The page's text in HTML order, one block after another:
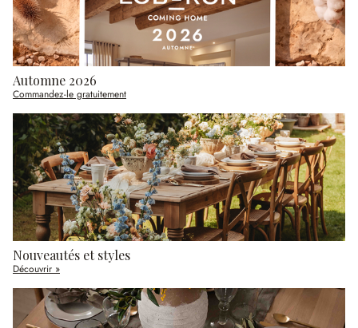
Automne 2026
Commandez-le gratuitement
Nouveautés et styles
Découvrir »